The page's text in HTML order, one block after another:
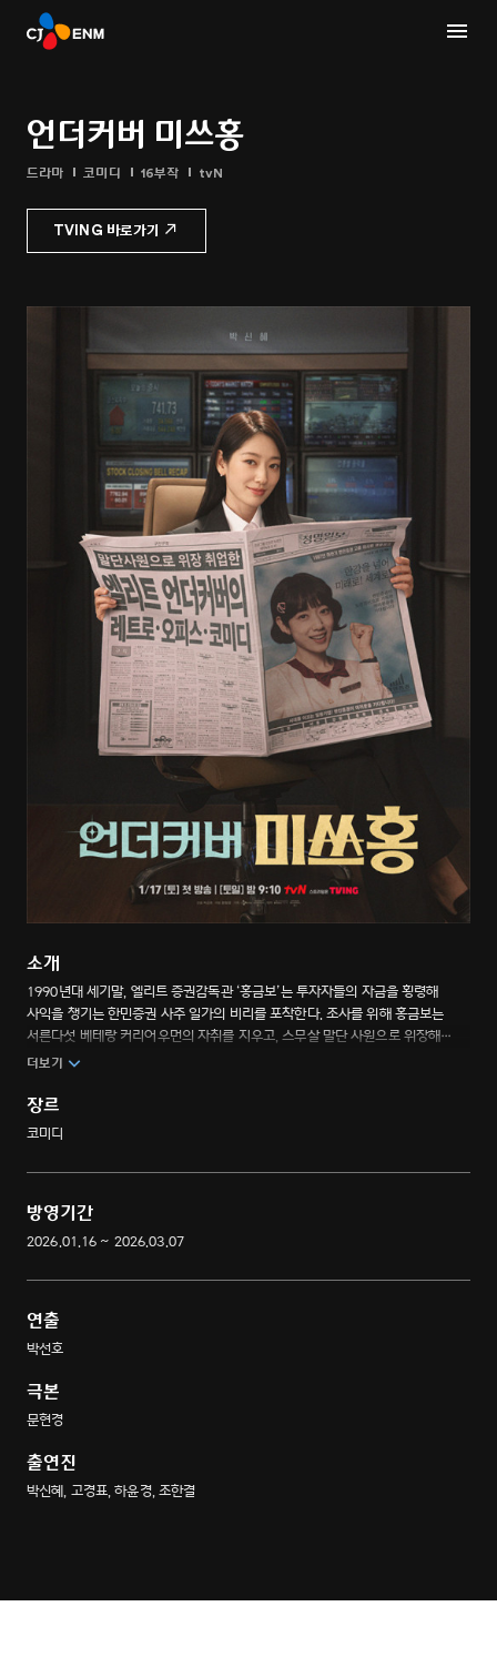
언더커버 미쓰홍
드라마 코미디 16부작 tvN
TVING 바로가기
소개
1990년대 세기말, 엘리트 증권감독관 ‘홍금보’는 투자자들의 자금을 횡령해
사익을 챙기는 한민증권 사주 일가의 비리를 포착한다. 조사를 위해 홍금보는
서른다섯 베테랑 커리어우먼의 자취를 지우고, 스무살 말단 사원으로 위장해
한민증권에 비밀리에 잠입한다. 때로는 환장하고, 때로는 환상적인 팀워크를
더보기
장르
코미디
방영기간
2026.01.16 ~ 2026.03.07
연출
박선호
극본
문현경
출연진
박신혜, 고경표, 하윤경, 조한결